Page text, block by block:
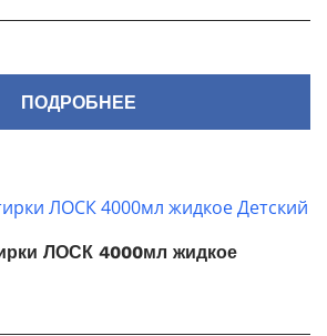
ПОДРОБНЕЕ
ЛОСК 4000мл жидкое